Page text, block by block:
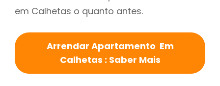
em Calhetas o quanto antes.
Arrendar Apartamento Em
Calhetas : Saber Mais